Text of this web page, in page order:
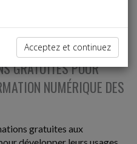
GRATUITES POUR
NUMÉRIQUE DES
gratuites aux
développer leurs usages
Acceptez et continuez